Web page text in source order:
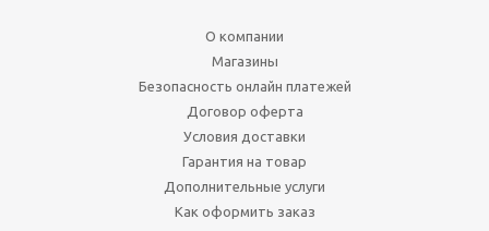
О компании
Магазины
Безопасность онлайн платежей
Договор оферта
Условия доставки
Гарантия на товар
Дополнительные услуги
Как оформить заказ